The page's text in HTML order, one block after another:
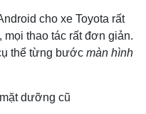
cho xe Toyota rất
thao tác rất đơn giản.
thể từng bước màn hình
dưỡng cũ